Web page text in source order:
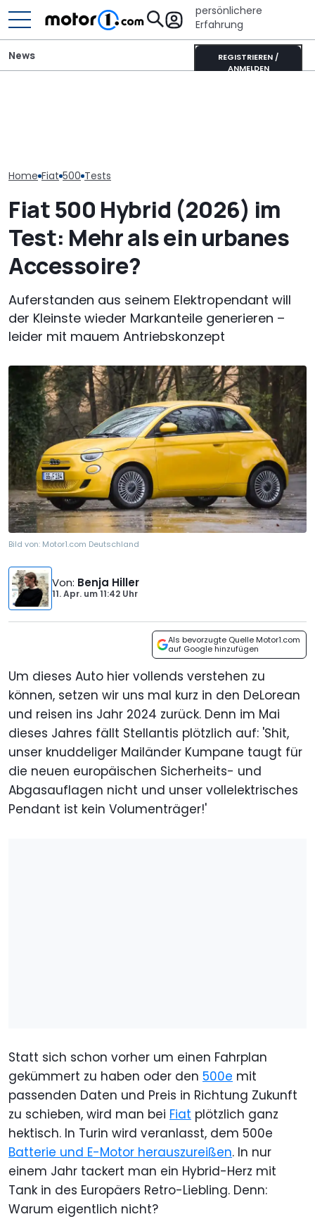
persönlichere
Erfahrung
REGISTRIEREN /
ANMELDEN
News
Home Fiat 500 Tests
Fiat 500 Hybrid (2026) im
Test: Mehr als ein urbanes
Accessoire?
Auferstanden aus seinem Elektropendant will
der Kleinste wieder Markanteile generieren –
leider mit mauem Antriebskonzept
Bild von: Motor1.com Deutschland
Von: Benja Hiller
11. Apr. um11:42 Uhr
Als bevorzugte Quelle Motor1.com
auf Google hinzufügen
Um dieses Auto hier vollends verstehen zu
können, setzen wir uns mal kurz in den DeLorean
und reisen ins Jahr 2024 zurück. Denn im Mai
dieses Jahres fällt Stellantis plötzlich auf: 'Shit,
unser knuddeliger Mailänder Kumpane taugt für
die neuen europäischen Sicherheits- und
Abgasauflagen nicht und unser vollelektrisches
Pendant ist kein Volumenträger!'
Statt sich schon vorher um einen Fahrplan
gekümmert zu haben oder den 500e mit
passenden Daten und Preis in Richtung Zukunft
zu schieben, wird man bei Fiat plötzlich ganz
hektisch. In Turin wird veranlasst, dem 500e
Batterie und E-Motor herauszureißen. In nur
einem Jahr tackert man ein Hybrid-Herz mit
Tank in des Europäers Retro-Liebling. Denn:
Warum eigentlich nicht?